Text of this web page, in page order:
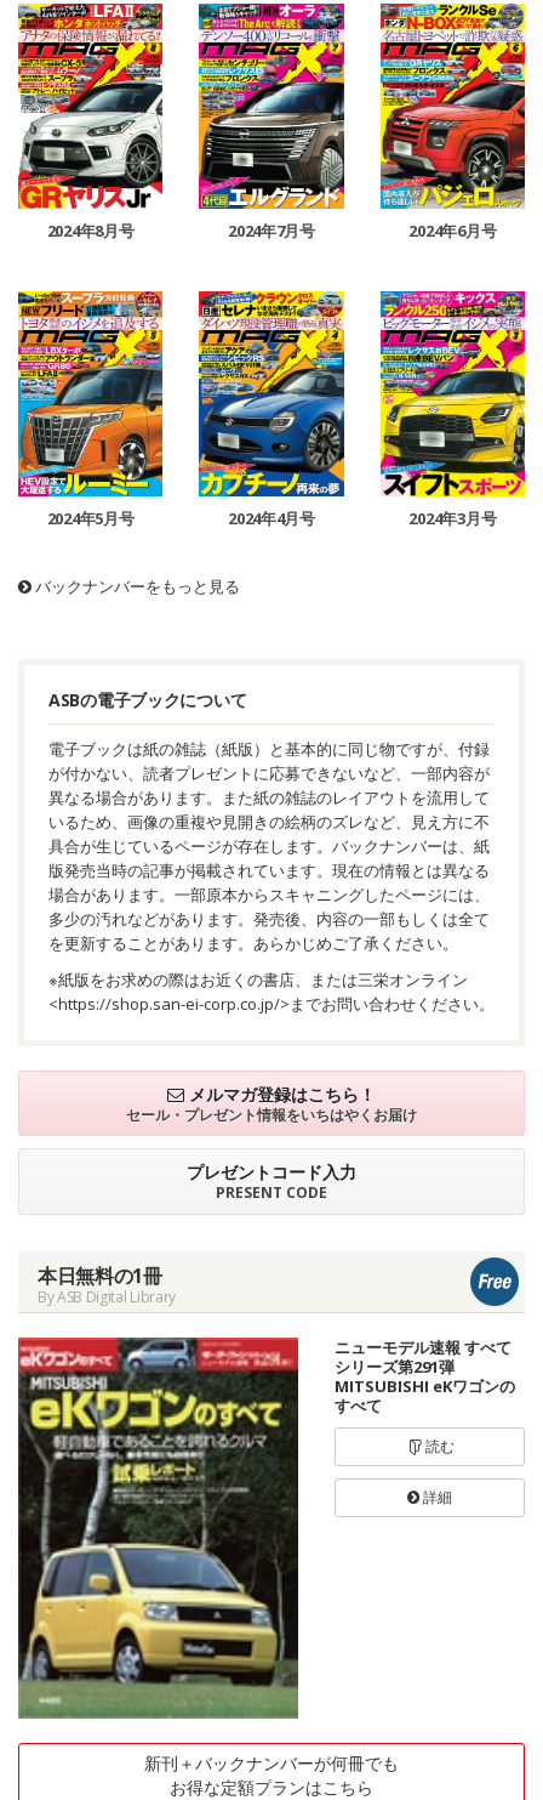
2024年8月号 2024年7月号 2024年6月号
2024年5月号 2024年4月号 2024年3月号
バックナンバーをもっと見る
ASBの電子ブックについて
電子ブックは紙の雑誌（紙版）と基本的に同じ物ですが、付録
が付かない、読者プレゼントに応募できないなど、一部内容が
異なる場合があります。また紙の雑誌のレイアウトを流用して
いるため、画像の重複や見開きの絵柄のズレなど、見え方に不
具合が生じているページが存在します。バックナンバーは、紙
版発売当時の記事が掲載されています。現在の情報とは異なる
場合があります。一部原本からスキャニングしたページには、
多少の汚れなどがあります。発売後、内容の一部もしくは全て
を更新することがあります。あらかじめご了承ください。
※紙版をお求めの際はお近くの書店、または三栄オンライン
<https://shop.san-ei-corp.co.jp/>までお問い合わせください。
メルマガ登録はこちら！
セール・プレゼント情報をいちはやくお届け
プレゼントコード入力
PRESENT CODE
本日無料の1冊
By ASB Digital Library
ニューモデル速報 すべて
シリーズ第291弾
MITSUBISHI eKワゴンの
すべて
読む
詳細
新刊＋バックナンバーが何冊でも
お得な定額プランはこちら